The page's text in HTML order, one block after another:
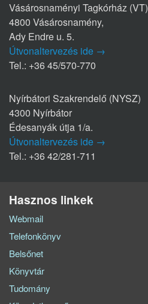
Vásárosnaményi Tagkórház (VT)
4800 Vásárosnamény,
Ady Endre u. 5.
Útvonaltervezés ide →
Tel.: +36 45/570-770
Nyírbátori Szakrendelő (NYSZ)
4300 Nyírbátor
Édesanyák útja 1/a.
Útvonaltervezés ide →
Tel.: +36 42/281-711
Hasznos linkek
Webmail
Telefonkönyv
Belsőnet
Könyvtár
Tudomány